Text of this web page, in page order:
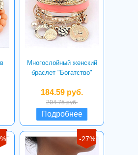
Многослойный женский
браслет "Богатство"
184.59 руб.
204.75 руб.
Подробнее
-27%